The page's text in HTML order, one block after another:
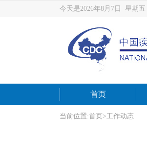
今天是2026年8月7日 星期五
首页
当前位置:首页 >工作动态